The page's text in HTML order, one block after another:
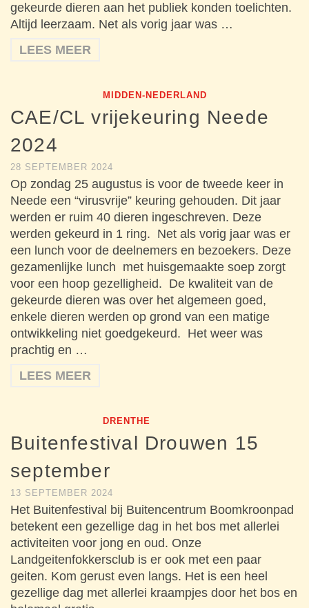
gekeurde dieren aan het publiek konden toelichten.
Altijd leerzaam. Net als vorig jaar was …
LEES MEER
MIDDEN-NEDERLAND
CAE/CL vrijekeuring Neede
2024
28 SEPTEMBER 2024
Op zondag 25 augustus is voor de tweede keer in
Neede een “virusvrije” keuring gehouden. Dit jaar
werden er ruim 40 dieren ingeschreven. Deze
werden gekeurd in 1 ring. Net als vorig jaar was er
een lunch voor de deelnemers en bezoekers. Deze
gezamenlijke lunch met huisgemaakte soep zorgt
voor een hoop gezelligheid. De kwaliteit van de
gekeurde dieren was over het algemeen goed,
enkele dieren werden op grond van een matige
ontwikkeling niet goedgekeurd. Het weer was
prachtig en …
LEES MEER
DRENTHE
Buitenfestival Drouwen 15
september
13 SEPTEMBER 2024
Het Buitenfestival bij Buitencentrum Boomkroonpad
betekent een gezellige dag in het bos met allerlei
activiteiten voor jong en oud. Onze
Landgeitenfokkersclub is er ook met een paar
geiten. Kom gerust even langs. Het is een heel
gezellige dag met allerlei kraampjes door het bos en